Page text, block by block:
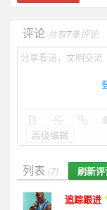
评论 共有7条评论
高级编辑
列表 (7) 刷新
追踪跟进